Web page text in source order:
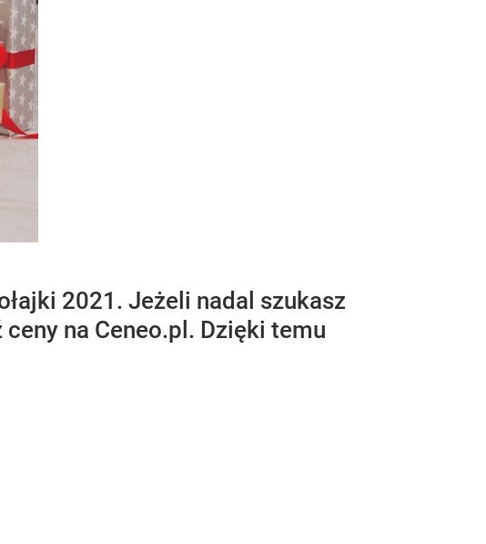
2021. Jeżeli nadal szukasz
na Ceneo.pl. Dzięki temu